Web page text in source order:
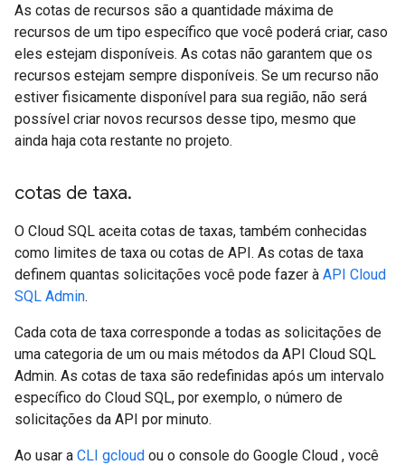
As cotas de recursos são a quantidade máxima de
recursos de um tipo específico que você poderá criar, caso
eles estejam disponíveis. As cotas não garantem que os
recursos estejam sempre disponíveis. Se um recurso não
estiver fisicamente disponível para sua região, não será
possível criar novos recursos desse tipo, mesmo que
ainda haja cota restante no projeto.
cotas de taxa.
O Cloud SQL aceita cotas de taxas, também conhecidas
como limites de taxa ou cotas de API. As cotas de taxa
definem quantas solicitações você pode fazer à API Cloud
SQL Admin.
Cada cota de taxa corresponde a todas as solicitações de
uma categoria de um ou mais métodos da API Cloud SQL
Admin. As cotas de taxa são redefinidas após um intervalo
específico do Cloud SQL, por exemplo, o número de
solicitações da API por minuto.
Ao usar a CLI gcloud ou o console do Google Cloud , você